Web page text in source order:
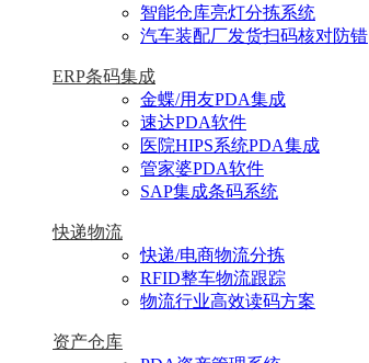
智能仓库亮灯分拣系统
汽车装配厂发货扫码核对防错
ERP条码集成
金蝶/用友PDA集成
速达PDA软件
医院HIPS系统PDA集成
管家婆PDA软件
SAP集成条码系统
快递物流
快递/电商物流分拣
RFID整车物流跟踪
物流行业高效读码方案
资产仓库